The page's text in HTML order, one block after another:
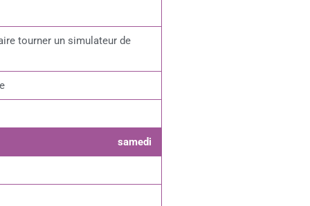
tourner un simulateur de
samedi